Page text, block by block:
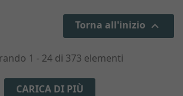
Torna all'inizio 
1 - 24 di 373 elementi
CARICA DI PIÙ